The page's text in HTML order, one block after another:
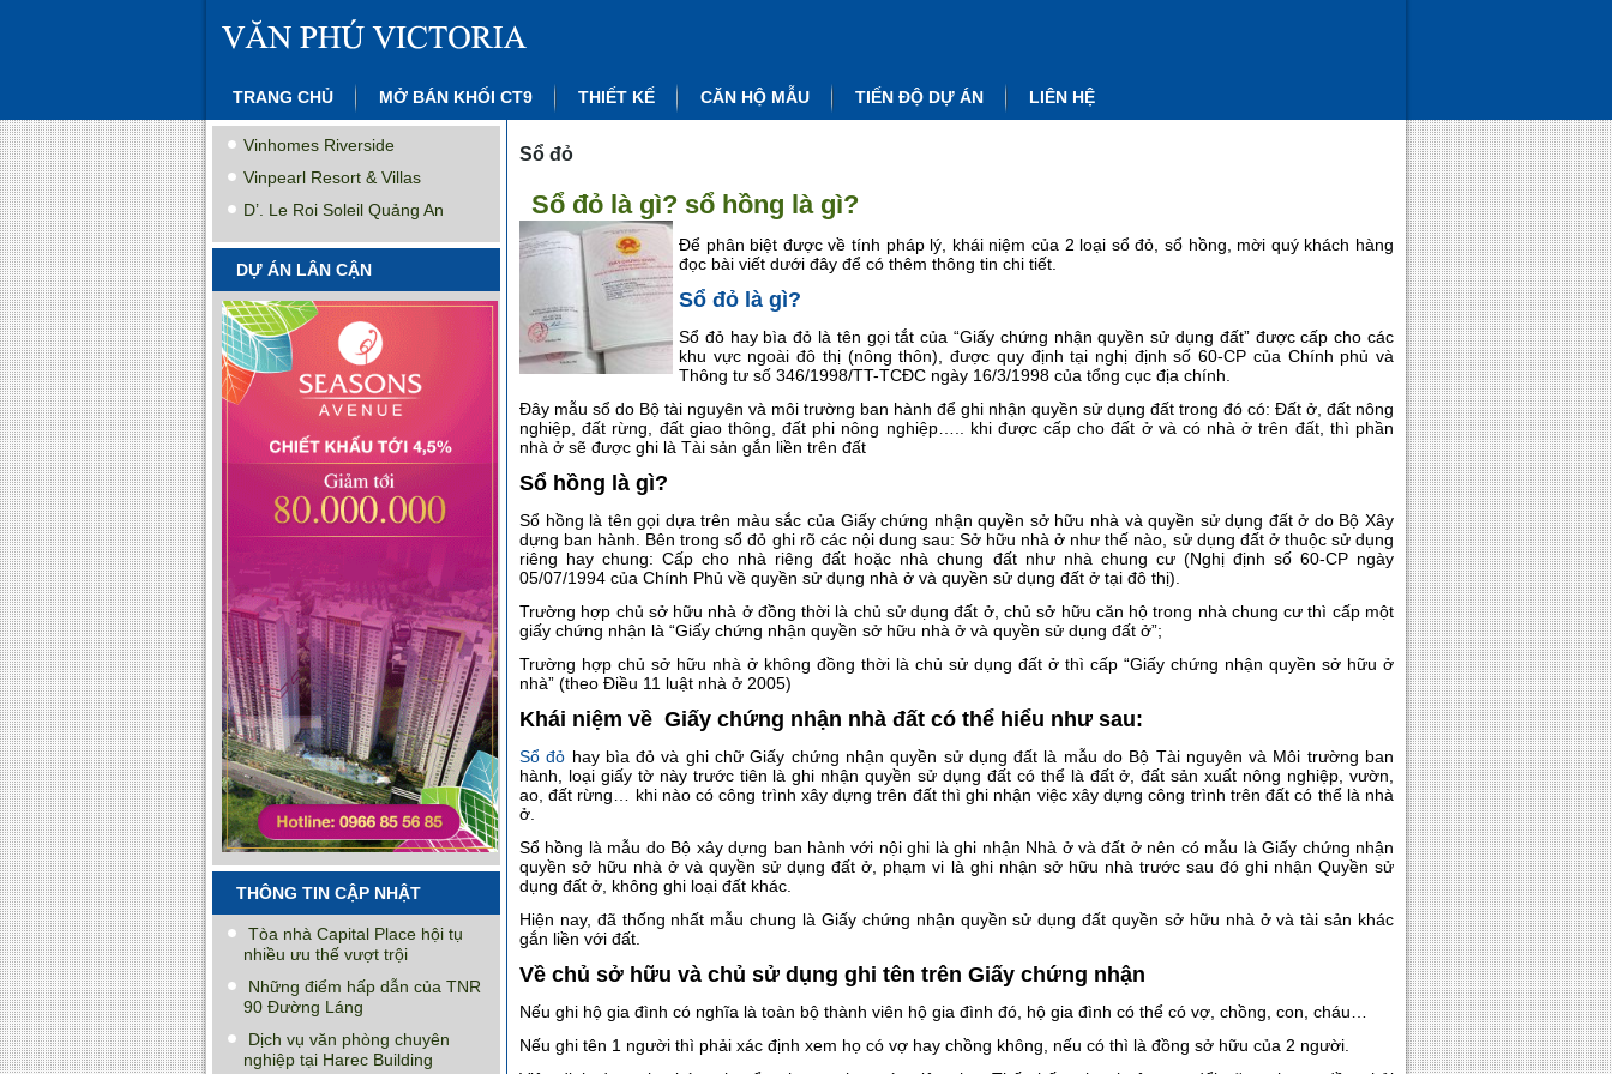
TRANG CHỦ MỞ BÁN KHỐI CT9 THIẾT KẾ CĂN HỘ MẪU TIẾN ĐỘ DỰ ÁN LIÊN HỆ
Vinhomes Riverside
Vinpearl Resort & Villas
D’. Le Roi Soleil Quảng An
DỰ ÁN LÂN CẬN
THÔNG TIN CẬP NHẬT
Tòa nhà Capital Place hội tụ
nhiều ưu thế vượt trội
Những điểm hấp dẫn của TNR
90 Đường Láng
Dịch vụ văn phòng chuyên
nghiệp tại Harec Building
Sổ đỏ
Sổ đỏ là gì? sổ hồng là gì?
Để phân biệt được về tính pháp lý, khái niệm của 2 loại sổ đỏ, sổ hồng, mời quý khách hàng
đọc bài viết dưới đây để có thêm thông tin chi tiết.
Sổ đỏ là gì?
Sổ đỏ hay bìa đỏ là tên gọi tắt của “Giấy chứng nhận quyền sử dụng đất” được cấp cho các
khu vực ngoài đô thị (nông thôn), được quy định tại nghị định số 60-CP của Chính phủ và
Thông tư số 346/1998/TT-TCĐC ngày 16/3/1998 của tổng cục địa chính.
Đây mẫu sổ do Bộ tài nguyên và môi trường ban hành để ghi nhận quyền sử dụng đất trong đó có: Đất ở, đất nông
nghiệp, đất rừng, đất giao thông, đất phi nông nghiệp….. khi được cấp cho đất ở và có nhà ở trên đất, thì phần
nhà ở sẽ được ghi là Tài sản gắn liền trên đất
Sổ hồng là gì?
Sổ hồng là tên gọi dựa trên màu sắc của Giấy chứng nhận quyền sở hữu nhà và quyền sử dụng đất ở do Bộ Xây
dựng ban hành. Bên trong sổ đỏ ghi rõ các nội dung sau: Sở hữu nhà ở như thế nào, sử dụng đất ở thuộc sử dụng
riêng hay chung: Cấp cho nhà riêng đất hoặc nhà chung đất như nhà chung cư (Nghị định số 60-CP ngày
05/07/1994 của Chính Phủ về quyền sử dụng nhà ở và quyền sử dụng đất ở tại đô thị).
Trường hợp chủ sở hữu nhà ở đồng thời là chủ sử dụng đất ở, chủ sở hữu căn hộ trong nhà chung cư thì cấp một
giấy chứng nhận là “Giấy chứng nhận quyền sở hữu nhà ở và quyền sử dụng đất ở”;
Trường hợp chủ sở hữu nhà ở không đồng thời là chủ sử dụng đất ở thì cấp “Giấy chứng nhận quyền sở hữu ở
nhà” (theo Điều 11 luật nhà ở 2005)
Khái niệm về Giấy chứng nhận nhà đất có thể hiểu như sau:
Sổ đỏ hay bìa đỏ và ghi chữ Giấy chứng nhận quyền sử dụng đất là mẫu do Bộ Tài nguyên và Môi trường ban
hành, loại giấy tờ này trước tiên là ghi nhận quyền sử dụng đất có thể là đất ở, đất sản xuất nông nghiệp, vườn,
ao, đất rừng… khi nào có công trình xây dựng trên đất thì ghi nhận việc xây dựng công trình trên đất có thể là nhà
ở.
Sổ hồng là mẫu do Bộ xây dựng ban hành với nội ghi là ghi nhận Nhà ở và đất ở nên có mẫu là Giấy chứng nhận
quyền sở hữu nhà ở và quyền sử dụng đất ở, phạm vi là ghi nhận sở hữu nhà trước sau đó ghi nhận Quyền sử
dụng đất ở, không ghi loại đất khác.
Hiện nay, đã thống nhất mẫu chung là Giấy chứng nhận quyền sử dụng đất quyền sở hữu nhà ở và tài sản khác
gắn liền với đất.
Về chủ sở hữu và chủ sử dụng ghi tên trên Giấy chứng nhận
Nếu ghi hộ gia đình có nghĩa là toàn bộ thành viên hộ gia đình đó, hộ gia đình có thể có vợ, chồng, con, cháu…
Nếu ghi tên 1 người thì phải xác định xem họ có vợ hay chồng không, nếu có thì là đồng sở hữu của 2 người.